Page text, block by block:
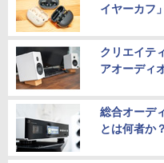
イヤーカフ
クリエイテ
アオーディ
総合オーデ
とは何者か？